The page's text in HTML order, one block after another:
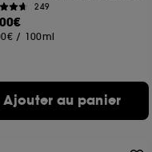
249
/ 100ml
Ajouter au panier